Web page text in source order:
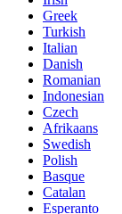
Greek
Turkish
Italian
Danish
Romanian
Indonesian
Czech
Afrikaans
Swedish
Polish
Basque
Catalan
Esperanto